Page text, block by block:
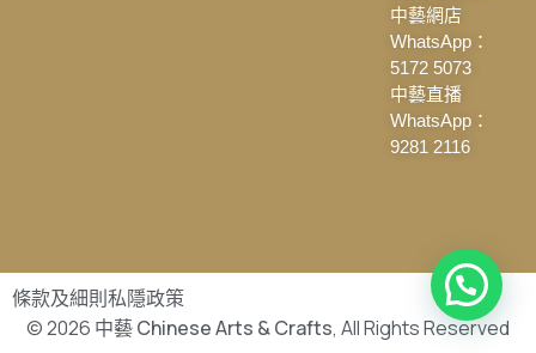
中藝網店
WhatsApp：
5172 5073
中藝直播
WhatsApp：
9281 2116
條款及細則 私隱政策
© 2026 中藝 Chinese Arts & Crafts, All Rights Reserved